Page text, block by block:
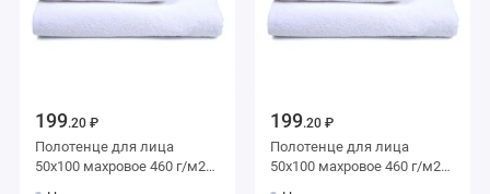
199.20 ₽
Полотенце для лица
50х100 махровое 460 г/м2
199.20 ₽
Полотенце для лица
50х100 махровое 460 г/м2